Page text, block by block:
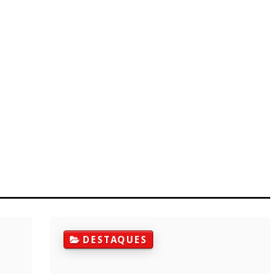
DESTAQUES